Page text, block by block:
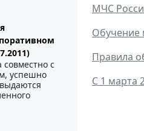
с
успешно
МЧС
Обучение
Правила
С 1 марта